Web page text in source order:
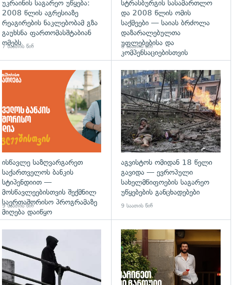
უკრაინის საგარეო უწყება:
2008 წლის აგრესიაზე
რეაგირების ნაკლებობამ გზა
გაუხსნა ფართომასშტაბიან
ომებს
7 საათის წინ
სტრასბურგის სასამართლო
და 2008 წლის ომის
საქმეები — საიას ბრძოლა
დაზარალებულთა
უფლებებისა და
კომპენსაციებისთვის
8 საათის წინ
გადახედვა
ისწავლე საზღვარგარეთ
საქართველოს ბანკის
სტიპენდიით —
მოსწავლეებისთვის შექმნილ
საერთაშორისო პროგრამაზე
მიღება დაიწყო
9 საათის წინ
აგვისტოს ომიდან 18 წელი
გავიდა — ევროპული
სახელმწიფოების საგარეო
უწყებების განცხადებები
9 საათის წინ
გადახედვა